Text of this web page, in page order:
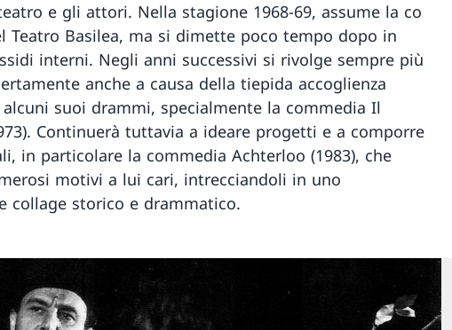
e gli attori. Nella stagione 1968-69, assume la co
Teatro Basilea, ma si dimette poco tempo dopo in
interni. Negli anni successivi si rivolge sempre più
anche a causa della tiepida accoglienza
suoi drammi, specialmente la commedia Il
Continuerà tuttavia a ideare progetti e a comporre
in particolare la commedia Achterloo (1983), che
motivi a lui cari, intrecciandoli in uno
collage storico e drammatico.